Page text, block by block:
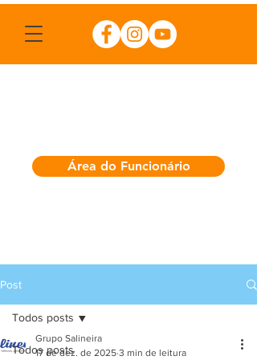
Área do Funcionário
Post
Todos posts
Todos posts
Grupo Salineira
17 de dez. de 2025 3 min de leitura